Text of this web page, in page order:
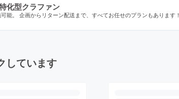
化型クラファン
能。 企画からリターン配送まで、すべてお任せのプランもあります！
しています